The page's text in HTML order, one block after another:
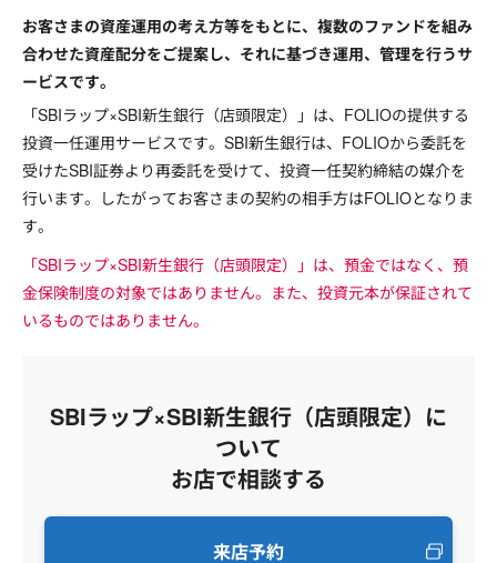
お客さまの資産運用の考え方等をもとに、複数のファンドを組み
合わせた資産配分をご提案し、それに基づき運用、管理を行うサ
ービスです。
「SBIラップ×SBI新生銀行（店頭限定）」は、FOLIOの提供する
投資一任運用サービスです。SBI新生銀行は、FOLIOから委託を
受けたSBI証券より再委託を受けて、投資一任契約締結の媒介を
行います。したがってお客さまの契約の相手方はFOLIOとなりま
す。
「SBIラップ×SBI新生銀行（店頭限定）」は、預金ではなく、預
金保険制度の対象ではありません。また、投資元本が保証されて
いるものではありません。
SBIラップ×SBI新生銀行（店頭限定）に
ついて
お店で相談する
来店予約